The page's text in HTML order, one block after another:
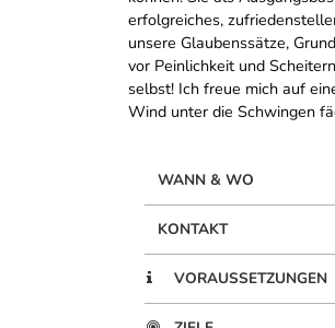
erfolgreiches,
unsere Glaubenssätze,
vor Peinlichkeit und
selbst! Ich freue mich auf
Wind unter die Schwingen
WANN & WO
KONTAKT
VORAUSSETZUNGEN